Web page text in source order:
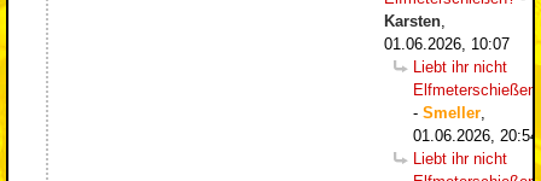
Karsten,
01.06.2026, 10:07
Liebt ihr nicht
- Smeller,
01.06.2026, 20:54
Liebt ihr nicht